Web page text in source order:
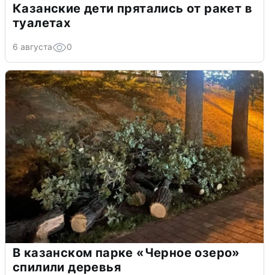
Казанские дети прятались от ракет в
туалетах
6 августа 0
В казанском парке «Черное озеро»
спилили деревья